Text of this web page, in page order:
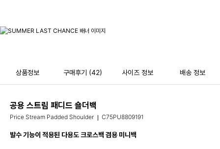
상품정보 구매후기 (42) 사이즈 정보 배송 정보
공용 스트림 패디드 숄더백
Price Stream Padded Shoulder C75PU8809191
발수 기능이 적용된 다용도 크로스백 겸용 미니백